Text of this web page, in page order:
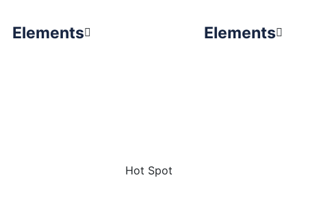
Elements
Hot Spot
Elements